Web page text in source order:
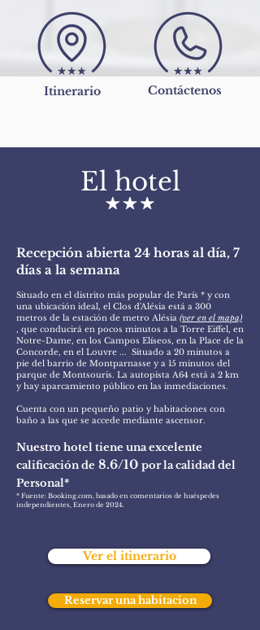
Itinerario Contáctenos
El hotel
Recepción abierta 24 horas al día, 7
días a la semana
Situado en el distrito más popular de París * y con
una ubicación ideal, el Clos d'Alésia está a 300
metros de la estación de metro Alésia (ver en el mapa)
, que conducirá en pocos minutos a la Torre Eiffel, en
Notre-Dame, en los Campos Elíseos, en la Place de la
Concorde, en el Louvre ... Situado a 20 minutos a
pie del barrio de Montparnasse y a 15 minutos del
parque de Montsouris. La autopista A64 está a 2 km
y hay aparcamiento público en las inmediaciones.
Cuenta con un pequeño patio y habitaciones con
baño a las que se accede mediante ascensor.
Nuestro hotel tiene una excelente
calificación de 8.6/10 por la calidad del
Personal*
* Fuente: Booking.com, basado en comentarios de huéspedes
independientes, Enero de 2024.
Ver el itinerario
Reservar una habitacion